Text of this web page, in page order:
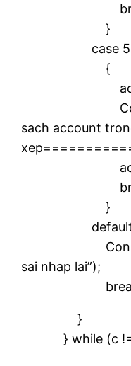
}
case
{
sach account
}
sai nhap lai”);
}
} while (c !=